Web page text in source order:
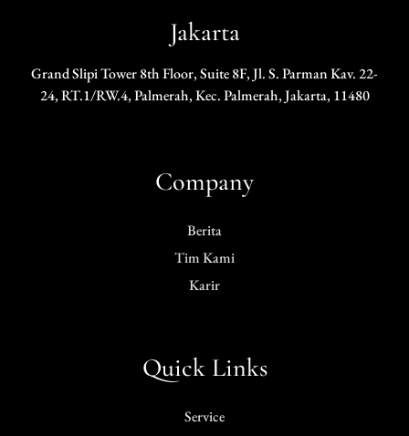
Jakarta
Grand Slipi Tower 8th Floor, Suite 8F, Jl. S. Parman Kav. 22-
24, RT.1/RW.4, Palmerah, Kec. Palmerah, Jakarta, 11480
Company
Berita
Tim Kami
Karir
Quick Links
Service